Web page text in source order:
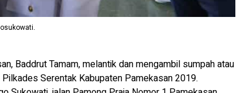
Baddrut Tamam, melantik dan mengambil sumpah atau
Serentak Kabupaten Pamekasan 2019.